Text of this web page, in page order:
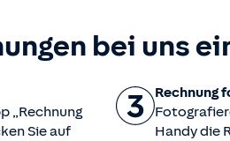
bei uns
„Rechnung
Sie auf
Rechnung
Handy die